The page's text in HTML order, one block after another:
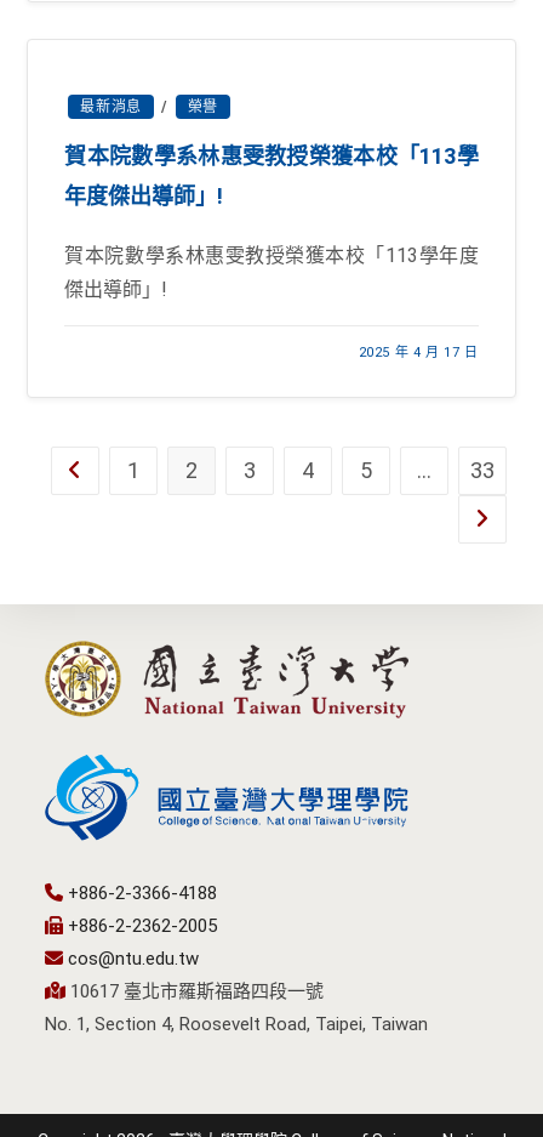
最新消息 / 榮譽
賀本院數學系林惠雯教授榮獲本校「113學
年度傑出導師」!
賀本院數學系林惠雯教授榮獲本校「113學年度
傑出導師」!
2025 年 4 月 17 日
Go to the previous page
1 2 3 4 5 ... 33
Go to
+886-2-3366-4188
+886-2-2362-2005
cos@ntu.edu.tw
10617 臺北市羅斯福路四段一號
No. 1, Section 4, Roosevelt Road, Taipei, Taiwan